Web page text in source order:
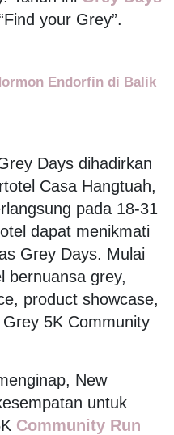
your Grey”.
Endorfin di Balik
Days dihadirkan
Casa Hangtuah,
pada 18-31
dapat menikmati
Grey Days. Mulai
bernuansa grey,
product showcase,
5K Community
New
untuk
Community Run